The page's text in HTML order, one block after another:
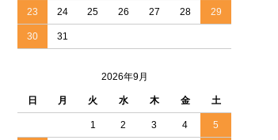
23 24 25 26 27 28 29
30 31
2026年9月
日 月 火 水 木 金 土
1 2 3 4 5